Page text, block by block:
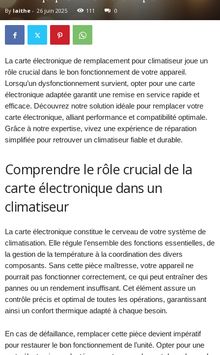
By laithe - 26 juin 2025 111 0
La carte électronique de remplacement pour climatiseur joue un
rôle crucial dans le bon fonctionnement de votre appareil.
Lorsqu’un dysfonctionnement survient, opter pour une carte
électronique adaptée garantit une remise en service rapide et
efficace. Découvrez notre solution idéale pour remplacer votre
carte électronique, alliant performance et compatibilité optimale.
Grâce à notre expertise, vivez une expérience de réparation
simplifiée pour retrouver un climatiseur fiable et durable.
Comprendre le rôle crucial de la
carte électronique dans un
climatiseur
La carte électronique constitue le cerveau de votre système de
climatisation. Elle régule l’ensemble des fonctions essentielles, de
la gestion de la température à la coordination des divers
composants. Sans cette pièce maîtresse, votre appareil ne
pourrait pas fonctionner correctement, ce qui peut entraîner des
pannes ou un rendement insuffisant. Cet élément assure un
contrôle précis et optimal de toutes les opérations, garantissant
ainsi un confort thermique adapté à chaque besoin.
En cas de défaillance, remplacer cette pièce devient impératif
pour restaurer le bon fonctionnement de l’unité. Opter pour une